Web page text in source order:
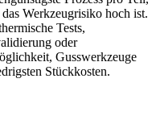
Werkzeugrisiko hoch ist.
Tests,
oder
Gusswerkzeuge
Stückkosten.